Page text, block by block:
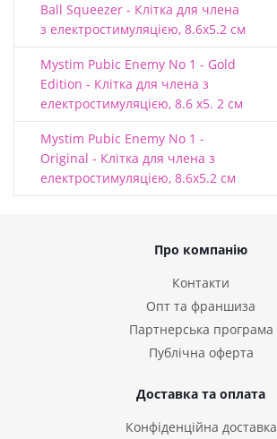
Ball Squeezer - Клітка для члена
з електростимуляцією, 8.6х5.2 см
Mystim Pubic Enemy No 1 - Gold
Edition - Клітка для члена з
електростимуляцією, 8.6 х5. 2 см
Mystim Pubic Enemy No 1 -
Original - Клітка для члена з
електростимуляцією, 8.6х5.2 см
Про компанію
Контакти
Опт та франшиза
Партнерська програма
Публічна оферта
Доставка та оплата
Конфіденційна доставка